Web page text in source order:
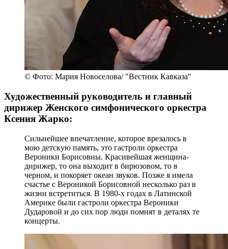
© Фото: Мария Новоселова/ "Вестник Кавказа"
Художественный руководитель и главный
дирижер Женского симфонического оркестра
Ксения Жарко:
Сильнейшее впечатление, которое врезалось в
мою детскую память, это гастроли оркестра
Вероники Борисовны. Красивейшая женщина-
дирижер, то она выходит в бирюзовом, то в
черном, и покоряет океан звуков. Позже я имела
счастье с Вероникой Борисовной несколько раз в
жизни встретиться. В 1980-х годах в Латинской
Америке были гастроли оркестра Вероники
Дударовой и до сих пор люди помнят в деталях те
концерты.